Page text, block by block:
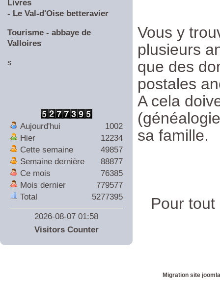
Livres
- Le Val-d'Oise betteravier
Tourisme - abbaye de
Valloires
s
Aujourd'hui
Hier
Cette semaine
Semaine dernière
Ce mois
Mois dernier
Total
1002
12234
49857
88877
76385
779577
5277395
2026-08-07 01:58
Visitors Counter
Vous y
plusieurs
que des
postales
A cela
sa famille.
Pour
Migration site joomla